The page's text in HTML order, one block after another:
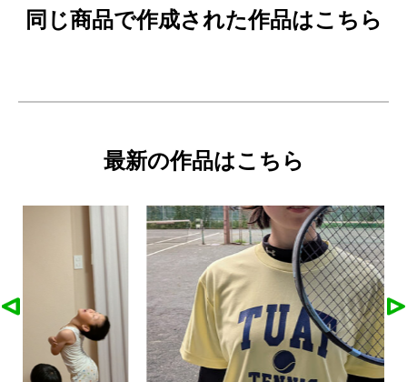
同じ商品で作成された作品はこちら
最新の作品はこちら